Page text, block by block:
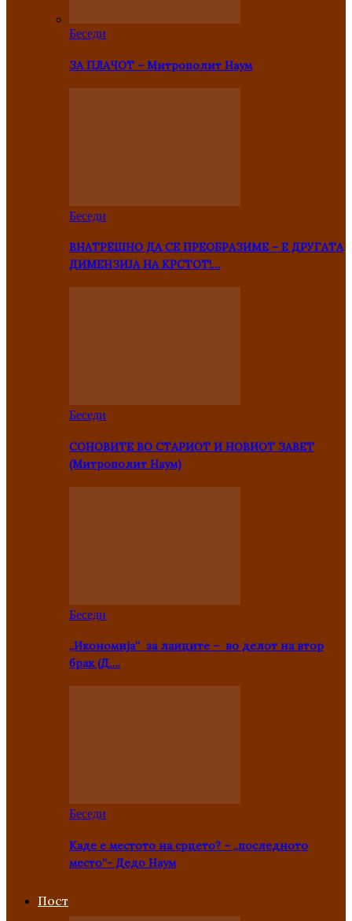
Беседи
ЗА ПЛАЧОТ – Митрополит Наум
Беседи
ВНАТРЕШНО ДА СЕ ПРЕОБРАЗИМЕ – Е ДРУГАТА
ДИМЕНЗИЈА НА КРСТОТ!…
Беседи
СОНОВИТЕ ВО СТАРИОТ И НОВИОТ ЗАВЕТ
(Митрополит Наум)
Беседи
„Икономија“ за лаиците – во делот на втор
брак (Д….
Беседи
Каде е местото на срцето? – „последното
место“- Дедо Наум
Пост